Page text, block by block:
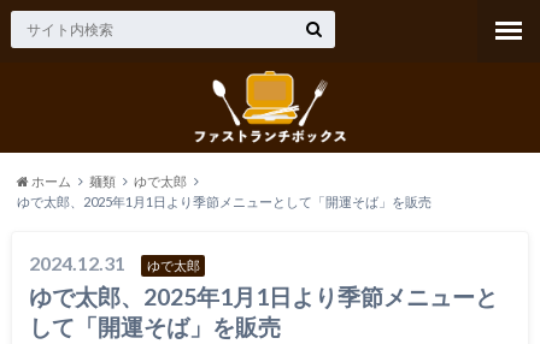
ホーム 麺類
ゆで太郎
ゆで太郎、2025年1月1日より季節メニューとして「開運そば」を販売
2024.12.31 ゆで太郎
ゆで太郎、2025年1月1日より季節メニューと
して「開運そば」を販売